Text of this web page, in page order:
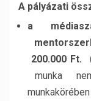
A pályázati
a
200.000 Ft.
munka